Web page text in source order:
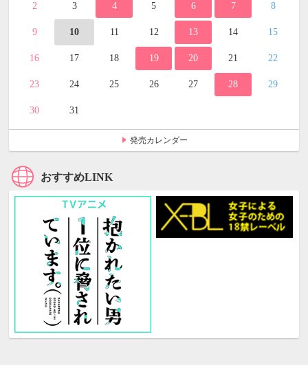
2 3 4 5 6 7 8
9 10 11 12 13 14 15
16 17 18 19 20 21 22
23 24 25 26 27 28 29
30 31
発売カレンダー
おすすめLINK